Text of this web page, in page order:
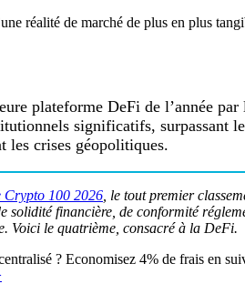
réalité de marché de plus en plus
plateforme DeFi de l’année
significatifs, surpassant
les crises géopolitiques.
Crypto 100 2026 , le tout premier
solidité financière, de conformité
Voici le quatrième, consacré à la DeFi.
? Economisez 4% de frais en